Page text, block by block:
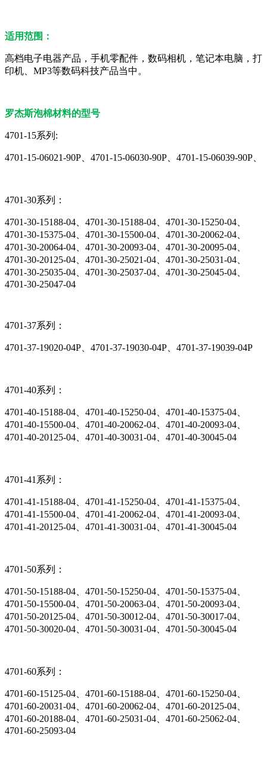
适用范围：
高档电子电器产品，手机零配件，数码相机，笔记本电脑，打
印机、MP3等数码科技产品当中。
罗杰斯泡棉材料的型号
4701-15系列:
4701-15-06021-90P、4701-15-06030-90P、4701-15-06039-90P、
4701-30系列：
4701-30-15188-04、4701-30-15188-04、4701-30-15250-04、
4701-30-15375-04、4701-30-15500-04、4701-30-20062-04、
4701-30-20064-04、4701-30-20093-04、4701-30-20095-04、
4701-30-20125-04、4701-30-25021-04、4701-30-25031-04、
4701-30-25035-04、4701-30-25037-04、4701-30-25045-04、
4701-30-25047-04
4701-37系列：
4701-37-19020-04P、4701-37-19030-04P、4701-37-19039-04P
4701-40系列：
4701-40-15188-04、4701-40-15250-04、4701-40-15375-04、
4701-40-15500-04、4701-40-20062-04、4701-40-20093-04、
4701-40-20125-04、4701-40-30031-04、4701-40-30045-04
4701-41系列：
4701-41-15188-04、4701-41-15250-04、4701-41-15375-04、
4701-41-15500-04、4701-41-20062-04、4701-41-20093-04、
4701-41-20125-04、4701-41-30031-04、4701-41-30045-04
4701-50系列：
4701-50-15188-04、4701-50-15250-04、4701-50-15375-04、
4701-50-15500-04、4701-50-20063-04、4701-50-20093-04、
4701-50-20125-04、4701-50-30012-04、4701-50-30017-04、
4701-50-30020-04、4701-50-30031-04、4701-50-30045-04
4701-60系列：
4701-60-15125-04、4701-60-15188-04、4701-60-15250-04、
4701-60-20031-04、4701-60-20062-04、4701-60-20125-04、
4701-60-20188-04、4701-60-25031-04、4701-60-25062-04、
4701-60-25093-04